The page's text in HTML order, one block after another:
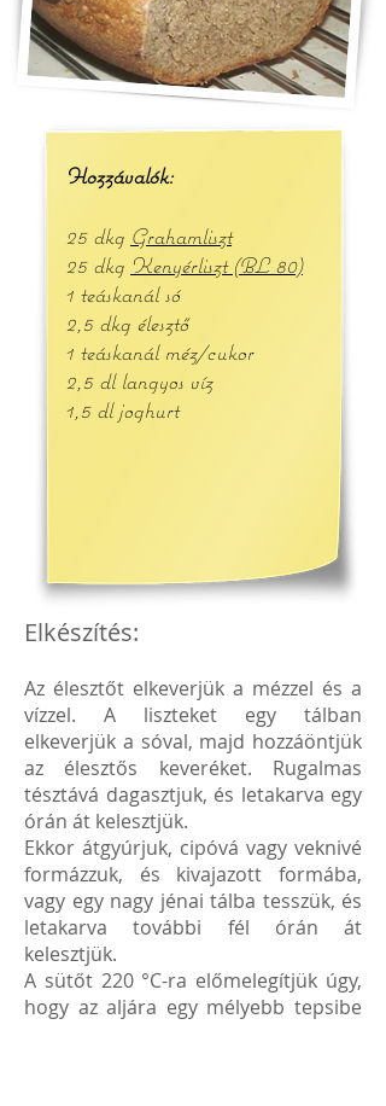
Hozzávalók:
25 dkg Grahamliszt
25 dkg Kenyérliszt (BL 80)
1 teáskanál só
2,5 dkg élesztő
1 teáskanál méz/cukor
2,5 dl langyos víz
1,5 dl joghurt
Elkészítés:
Az élesztőt elkeverjük a mézzel és a
vízzel. A liszteket egy tálban
elkeverjük a sóval, majd hozzáöntjük
az élesztős keveréket. Rugalmas
tésztává dagasztjuk, és letakarva egy
órán át kelesztjük.
Ekkor átgyúrjuk, cipóvá vagy veknivé
formázzuk, és kivajazott formába,
vagy egy nagy jénai tálba tesszük, és
letakarva további fél órán át
kelesztjük.
A sütőt 220 °C-ra előmelegítjük úgy,
hogy az aljára egy mélyebb tepsibe